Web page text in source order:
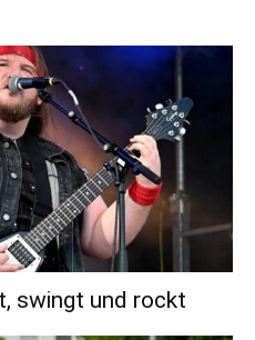
swingt und rockt